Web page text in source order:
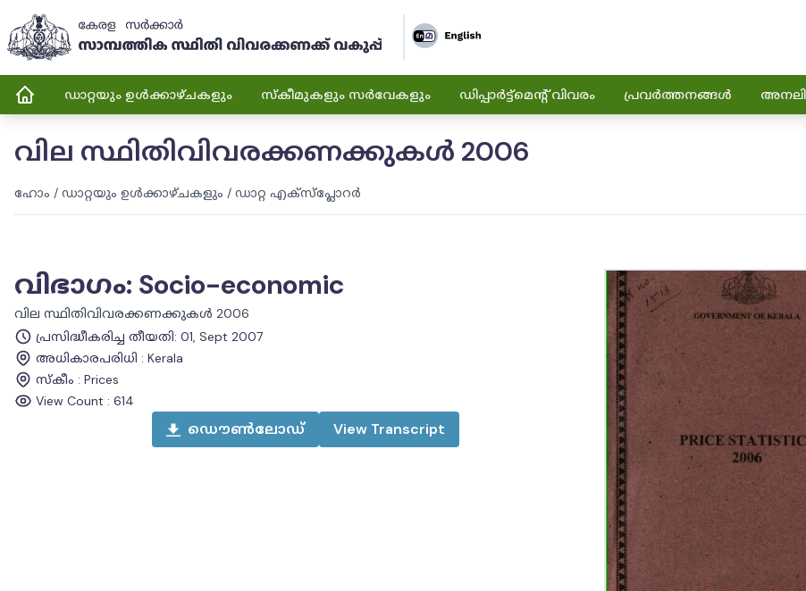
ഡാറ്റയും ഉൾക്കാഴ്ചകളും സ്കീമുകളും സർവേകളും ഡിപ്പാർട്ട്മെന്റ് വിവരം പ്രവർത്തനങ്ങൾ
വില സ്ഥിതിവിവരക്കണക്കുകൾ 2006
ഹോം / ഡാറ്റയും ഉൾക്കാഴ്ചകളും / ഡാറ്റ എക്സ്പ്ലോറർ
വിഭാഗം: Socio-economic
വില സ്ഥിതിവിവരക്കണക്കുകൾ 2006
പ്രസിദ്ധീകരിച്ച തീയതി: 01, Sept 2007
അധികാരപരിധി : Kerala
സ്കീം : Prices
View Count : 614
ഡൌൺലോഡ് View Transcript